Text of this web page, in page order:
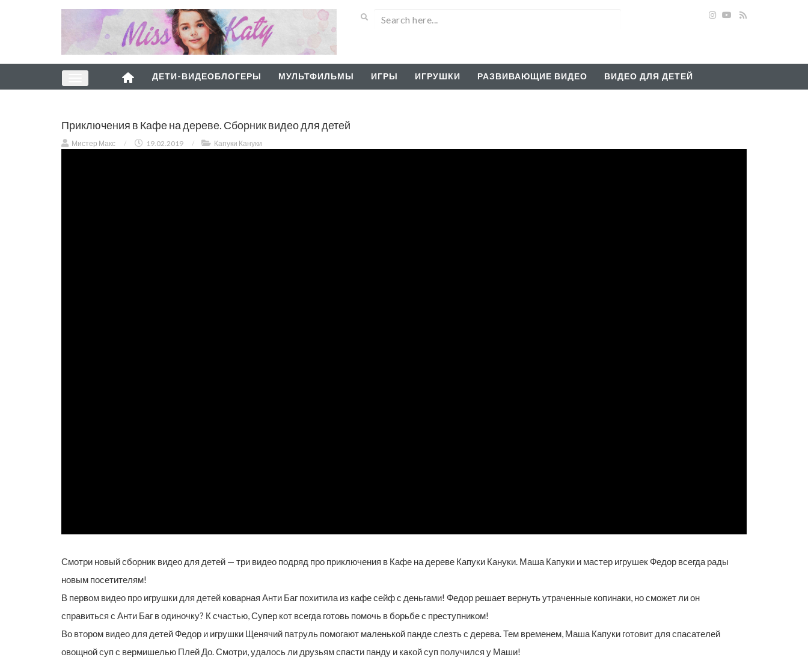
ДЕТИ-ВИДЕОБЛОГЕРЫ МУЛЬТФИЛЬМЫ ИГРЫ ИГРУШКИ РАЗВИВАЮЩИЕ ВИДЕО ВИДЕО ДЛЯ ДЕТЕЙ
Приключения в Кафе на дереве. Сборник видео для детей
Мистер Макс / 19.02.2019 / Капуки Кануки
Смотри новый сборник видео для детей — три видео подряд про приключения в Кафе на дереве Капуки Кануки. Маша Капуки и мастер игрушек Федор всегда рады
новым посетителям!
В первом видео про игрушки для детей коварная Анти Баг похитила из кафе сейф с деньгами! Федор решает вернуть утраченные копинаки, но сможет ли он
справиться с Анти Баг в одиночку? К счастью, Супер кот всегда готовь помочь в борьбе с преступником!
Во втором видео для детей Федор и игрушки Щенячий патруль помогают маленькой панде слезть с дерева. Тем временем, Маша Капуки готовит для спасателей
овощной суп с вермишелью Плей До. Смотри, удалось ли друзьям спасти панду и какой суп получился у Маши!